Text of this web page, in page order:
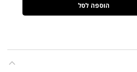
הוספה לסל